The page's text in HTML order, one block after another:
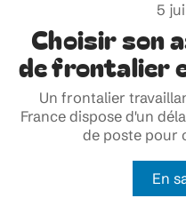
5
Choisir son
de frontalier
Un frontalier
France dispose d'un
de poste pour
En